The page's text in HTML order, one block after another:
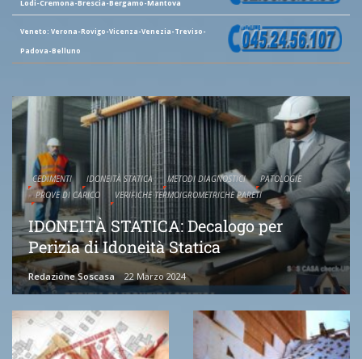
Lodi-Cremona-Brescia-Bergamo-Mantova
Veneto: Verona-Rovigo-Vicenza-Venezia-Treviso-
Padova-Belluno
CEDIMENTI IDONEITÀ STATICA METODI DIAGNOSTICI
PATOLOGIE
PROVE DI CARICO
VERIFICHE TERMOIGROMETRICHE PARETI
IDONEITÀ STATICA: Decalogo per
Perizia di Idoneità Statica
Redazione Soscasa 22 Marzo 2024